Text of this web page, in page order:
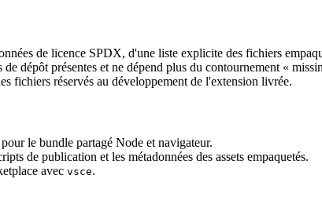
de licence SPDX, d'une liste explicite des fichiers
dépôt présentes et ne dépend plus du contournement «
fichiers réservés au développement de l'extension livrée.
le bundle partagé Node et navigateur.
de publication et les métadonnées des assets empaquetés.
avec vsce.